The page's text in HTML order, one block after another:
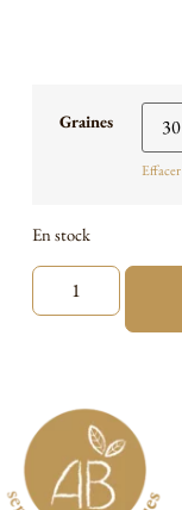
Graines
Effacer
En stock